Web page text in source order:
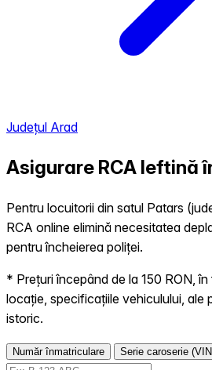
Județul Arad
Asigurare RCA Ieftină
Pentru locuitorii din satul Patars
RCA online elimină necesitatea
pentru încheierea poliței.
* Prețuri începând de la 150 RON,
locație, specificațiile vehiculului, ale
istoric.
Număr înmatriculare Serie caroserie